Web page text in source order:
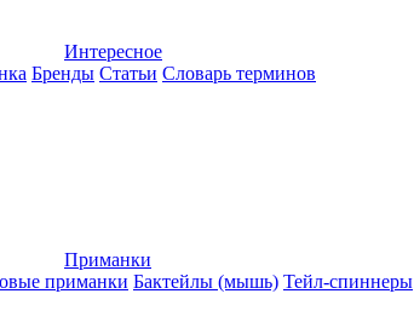
Интересное
Бренды Статьи Словарь терминов
Приманки
приманки Бактейлы (мышь) Тейл-спиннеры